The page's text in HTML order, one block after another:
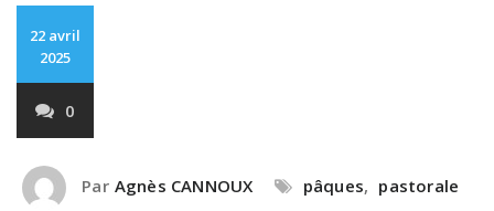
22 avril
2025
0
Par Agnès CANNOUX pâques, pastorale